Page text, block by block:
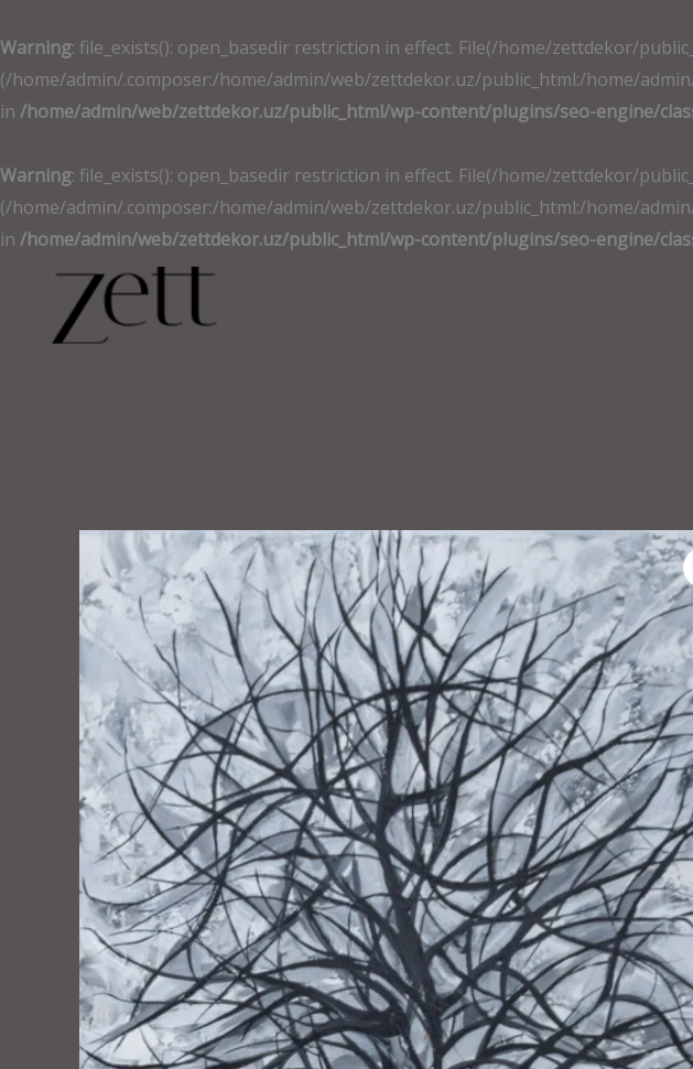
Warning: file_exists(): open_basedir restriction in effect. File(/home/zettdekor/
(/home/admin/.composer:/home/admin/web/zettdekor.uz/public_html:/home/
in /home/admin/web/zettdekor.uz/public_html/wp-content/plugins/seo-engine/
Warning: file_exists(): open_basedir restriction in effect. File(/home/zettdekor/
(/home/admin/.composer:/home/admin/web/zettdekor.uz/public_html:/home/
in /home/admin/web/zettdekor.uz/public_html/wp-content/plugins/seo-engine/
atla